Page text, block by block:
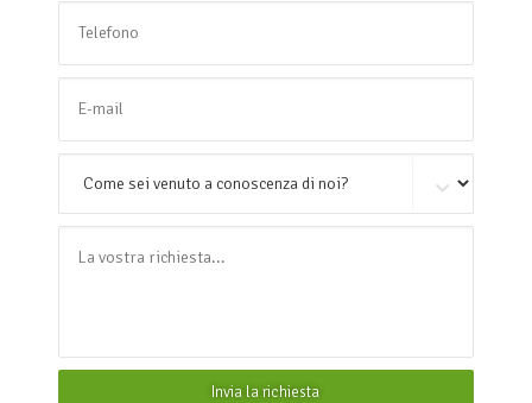
Invia la richiesta